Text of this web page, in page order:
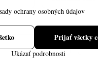
PSČ:*
ochrany osobných údajov
Ukázať podrobnosti
Prijať všetky